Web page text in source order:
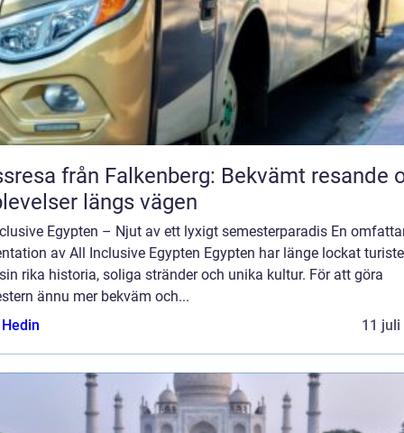
från Falkenberg: Bekvämt resande
längs vägen
Egypten – Njut av ett lyxigt semesterparadis En
av All Inclusive Egypten Egypten har länge lockat
rika historia, soliga stränder och unika kultur. För att göra
ännu mer bekväm och...
11 juli